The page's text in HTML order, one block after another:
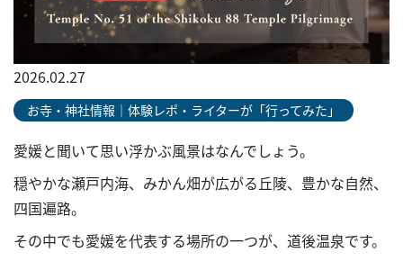
2026.02.27
お寺・神社情報｜体験レポ・ライターが「行ってみた」
愛媛と聞いて思い浮かぶ風景はなんでしょう。
穏やかな瀬戸内海、みかん畑が広がる丘陵、豊かな自然、
四国遍路。
その中でも愛媛を代表する場所の一つが、道後温泉です。